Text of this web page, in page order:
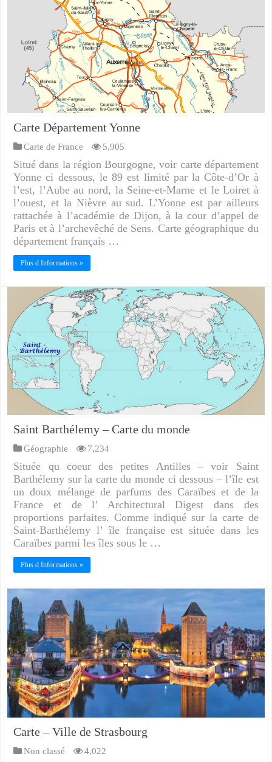
Carte Département Yonne
Carte de France 5,905
Situé dans la région Bourgogne, voir carte département
Yonne ci dessous, le 89 est limité par la Côte-d’Or à
l’est, l’Aube au nord, la Seine-et-Marne et le Loiret à
l’ouest, et la Nièvre au sud. L’Yonne est par ailleurs
rattachée à l’académie de Dijon, à la cour d’appel de
Paris et à l’archevêché de Sens. Carte géographique du
département français …
Plus d Informations »
Saint Barthélemy – Carte du monde
Géographie 7,234
Située qu coeur des petites Antilles – voir Saint
Barthélemy sur la carte du monde ci dessous – l’île est
un doux mélange de parfums des Caraïbes et de la
France et de l’ Architectural Digest dans des
proportions parfaites. Comme indiqué sur la carte de
Saint-Barthélemy l’ île française est située dans les
Caraïbes parmi les îles sous le …
Plus d Informations »
Carte – Ville de Strasbourg
Non classé 4,022